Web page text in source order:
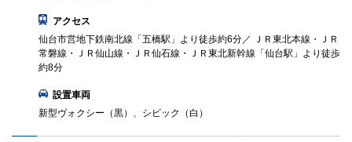
アクセス
仙台市営地下鉄南北線「五橋駅」より徒歩約6分／ ＪＲ東北本線・ＪＲ
常磐線・ＪＲ仙山線・ＪＲ仙石線・ＪＲ東北新幹線「仙台駅」より徒歩
約8分
設置車両
新型ヴォクシー（黒）、シビック（白）